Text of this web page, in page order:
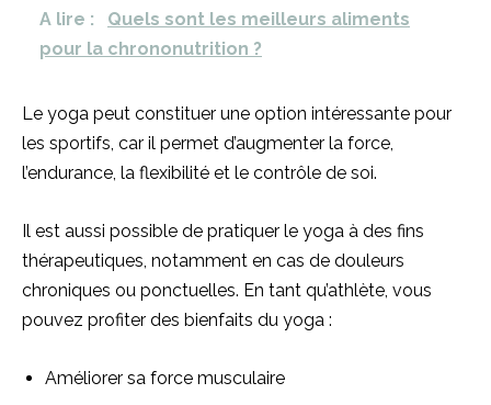
A lire :
Quels sont les meilleurs aliments
pour la chrononutrition ?
Le yoga peut constituer une option intéressante pour
les sportifs, car il permet d’augmenter la force,
l’endurance, la flexibilité et le contrôle de soi.
Il est aussi possible de pratiquer le yoga à des fins
thérapeutiques, notamment en cas de douleurs
chroniques ou ponctuelles. En tant qu’athlète, vous
pouvez profiter des bienfaits du yoga :
Améliorer sa force musculaire